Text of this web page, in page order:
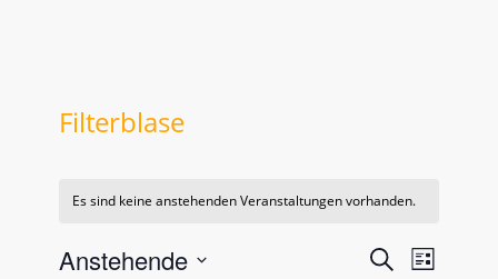
Filterblase
Es sind keine anstehenden Veranstaltungen vorhanden.
SucheListe
Anstehende